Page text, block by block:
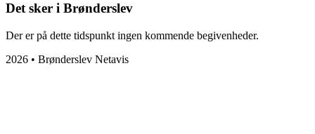
Det sker i Brønderslev
Der er på dette tidspunkt ingen kommende begivenheder.
2026 • Brønderslev Netavis